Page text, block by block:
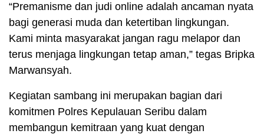
“Premanisme dan judi online adalah ancaman nyata
bagi generasi muda dan ketertiban lingkungan.
Kami minta masyarakat jangan ragu melapor dan
terus menjaga lingkungan tetap aman,” tegas Bripka
Marwansyah.
Kegiatan sambang ini merupakan bagian dari
komitmen Polres Kepulauan Seribu dalam
membangun kemitraan yang kuat dengan